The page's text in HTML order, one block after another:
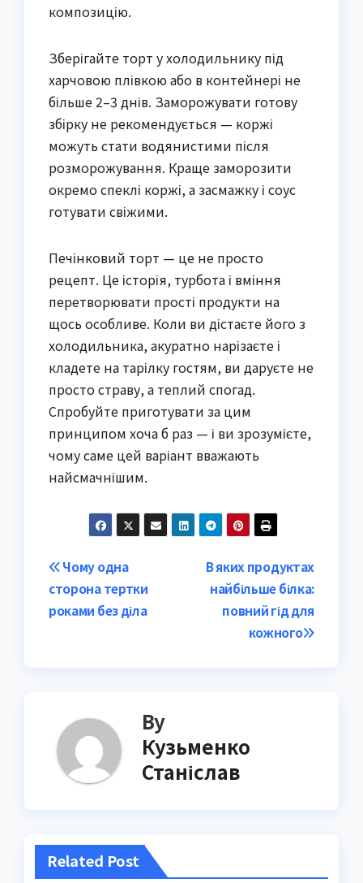
композицію.
Зберігайте торт у холодильнику під
харчовою плівкою або в контейнері не
більше 2–3 днів. Заморожувати готову
збірку не рекомендується — коржі
можуть стати водянистими після
розморожування. Краще заморозити
окремо спеклі коржі, а засмажку і соус
готувати свіжими.
Печінковий торт — це не просто
рецепт. Це історія, турбота і вміння
перетворювати прості продукти на
щось особливе. Коли ви дістаєте його з
холодильника, акуратно нарізаєте і
кладете на тарілку гостям, ви даруєте не
просто страву, а теплий спогад.
Спробуйте приготувати за цим
принципом хоча б раз — і ви зрозумієте,
чому саме цей варіант вважають
найсмачнішим.
Post
navigation
В яких продуктах
найбільше білка:
повний гід для
кожного
Чому одна
сторона тертки
роками без діла
By
Кузьменко
Станіслав
Related Post